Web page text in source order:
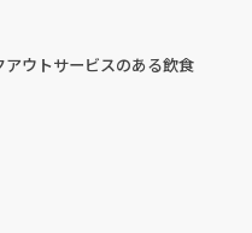
ウトサービスのある飲食